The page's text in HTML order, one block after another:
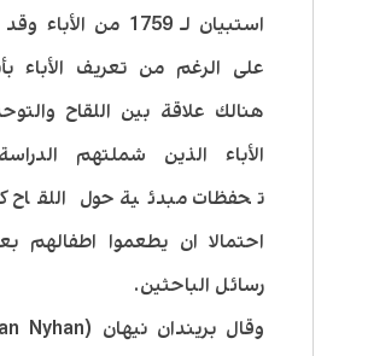
استبيان لـ 1759 من
على الرغم من تعريف الأباء
هنالك علاقة بين اللقاح
الأباء الذين شملتهم
تحفظات مبدئية حول اللقاح
احتمالا ان يطعموا اطفالهم
رسائل الباحثين.